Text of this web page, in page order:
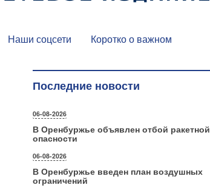
Наши соцсети Коротко о важном
Последние новости
06-08-2026
В Оренбуржье объявлен отбой ракетной
опасности
06-08-2026
В Оренбуржье введен план воздушных
ограничений